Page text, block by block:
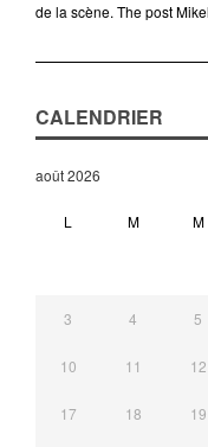
de la scène. The post
CALENDRIER
août 2026
L M M
3 4 5
10 11 12
17 18 19